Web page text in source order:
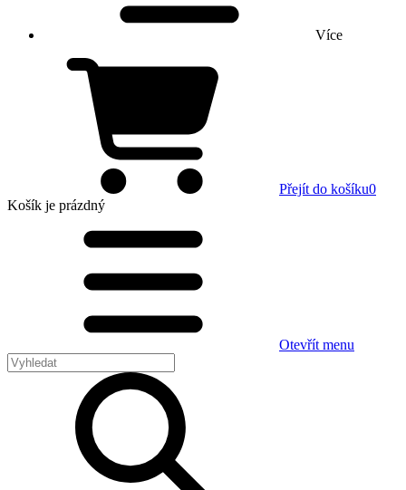
Více
Přejít do košíku0
Košík je prázdný
Otevřít menu